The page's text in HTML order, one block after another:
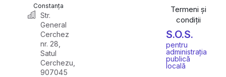
Constanța
Str.
General
Cerchez
nr. 28,
Satul
Cerchezu,
907045
Termeni și
condiții
S.O.S.
pentru
administrația
publică
locală